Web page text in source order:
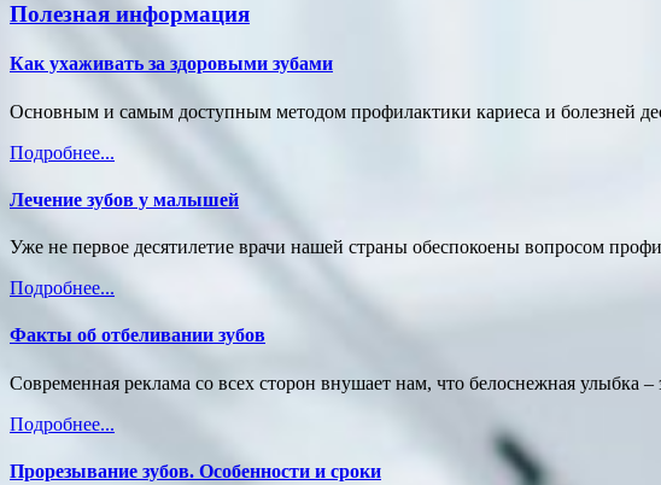
Полезная информация
Как ухаживать за здоровыми зубами
Основным и самым доступным методом профилактики кариеса и болезней
Подробнее...
Лечение зубов у малышей
Уже не первое десятилетие врачи нашей страны обеспокоены вопросом
Подробнее...
Факты об отбеливании зубов
Современная реклама со всех сторон внушает нам, что белоснежная улыбка
Подробнее...
Прорезывание зубов. Особенности и сроки